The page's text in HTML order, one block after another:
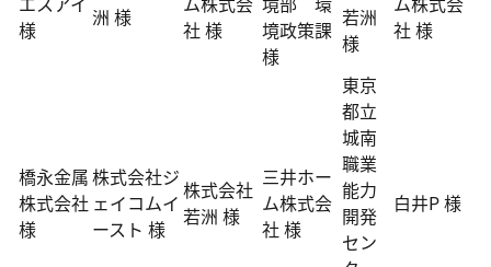
様
洲 様
社 様
境政策課
様
若洲
様
社 様
橋永金属
株式会社
様
株式会社ジ
ェイコムイ
ースト 様
株式会社
若洲 様
三井ホー
ム株式会
社 様
東京
都立
城南
職業
能力
開発
セン
白井P 様